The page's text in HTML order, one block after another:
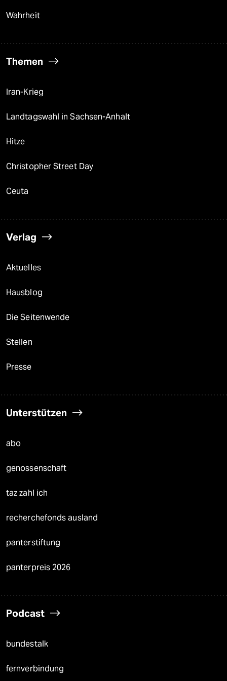
Wahrheit
Themen
Iran-Krieg
Landtagswahl in Sachsen-Anhalt
Hitze
Christopher Street Day
Ceuta
Verlag
Aktuelles
Hausblog
Die Seitenwende
Stellen
Presse
Unterstützen
abo
genossenschaft
taz zahl ich
recherchefonds ausland
panterstiftung
panterpreis 2026
Podcast
bundestalk
fernverbindung